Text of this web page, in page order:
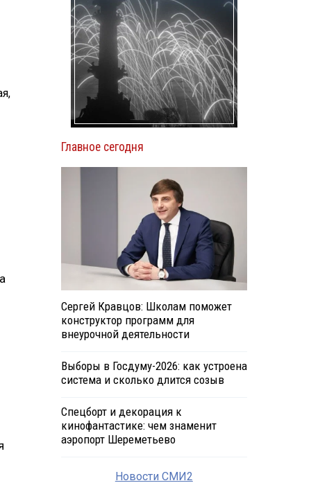
Главное сегодня
Сергей Кравцов: Школам поможет
конструктор программ для
внеурочной деятельности
Выборы в Госдуму-2026: как устроена
система и сколько длится созыв
Спецборт и декорация к
кинофантастике: чем знаменит
аэропорт Шереметьево
Новости СМИ2